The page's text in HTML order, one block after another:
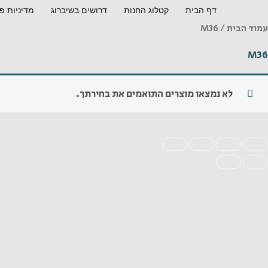
לתוכן
דף הבית קטלוג החנות דרושים בשיברוג מדיניות
עמוד הבית/ M36
M36
לא נמצאו מוצרים התואמים את בחירתך.